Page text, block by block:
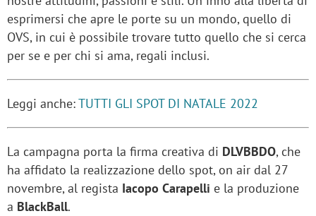
esprimersi che apre le porte su un mondo, quello di
OVS, in cui è possibile trovare tutto quello che si cerca
per se e per chi si ama, regali inclusi.
Leggi anche:TUTTI GLI SPOT DI NATALE 2022
La campagna porta la firma creativa di DLVBBDO, che
ha affidato la realizzazione dello spot, on air dal 27
novembre, al regista Iacopo Carapelli e la produzione
a BlackBall.